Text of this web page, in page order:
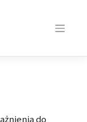
do